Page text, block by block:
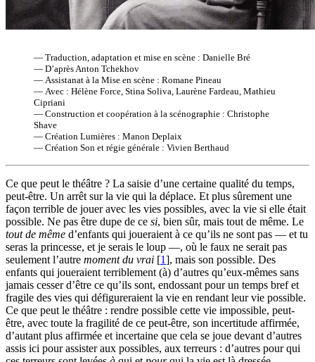
— Traduction, adaptation et mise en scène : Danielle Bré
— D’après Anton Tchekhov
— Assistanat à la Mise en scène : Romane Pineau
— Avec : Hélène Force, Stina Soliva, Laurène Fardeau, Mathieu
Cipriani
— Construction et coopération à la scénographie : Christophe
Shave
— Création Lumières : Manon Deplaix
— Création Son et régie générale : Vivien Berthaud
Ce que peut le théâtre ? La saisie d’une certaine qualité du temps,
peut-être. Un arrêt sur la vie qui la déplace. Et plus sûrement une
façon terrible de jouer avec les vies possibles, avec la vie si elle était
possible. Ne pas être dupe de ce si, bien sûr, mais tout de même. Le
tout de même d’enfants qui joueraient à ce qu’ils ne sont pas — et tu
seras la princesse, et je serais le loup —, où le faux ne serait pas
seulement l’autre moment du vrai [1], mais son possible. Des
enfants qui joueraient terriblement (à) d’autres qu’eux-mêmes sans
jamais cesser d’être ce qu’ils sont, endossant pour un temps bref et
fragile des vies qui défigureraient la vie en rendant leur vie possible.
Ce que peut le théâtre : rendre possible cette vie impossible, peut-
être, avec toute la fragilité de ce peut-être, son incertitude affirmée,
d’autant plus affirmée et incertaine que cela se joue devant d’autres
assis ici pour assister aux possibles, aux terreurs : d’autres pour qui